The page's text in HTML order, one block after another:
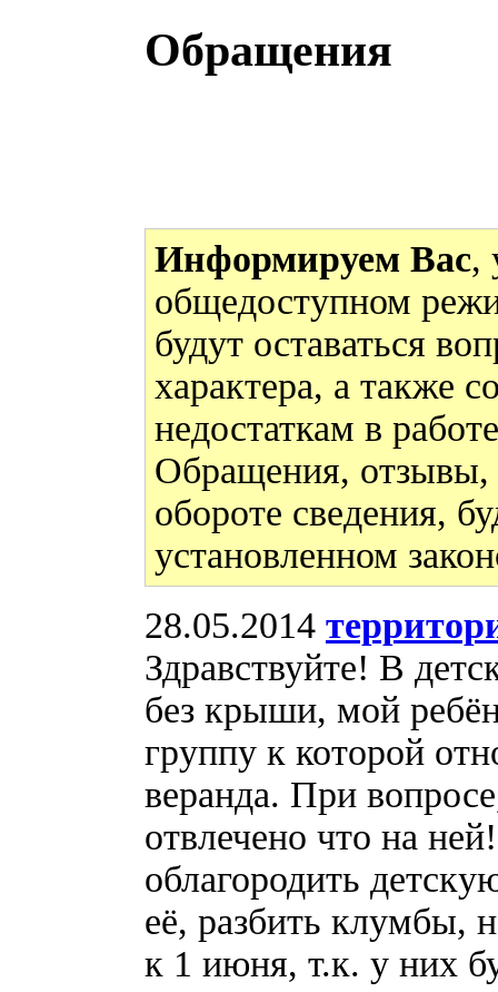
Обращения
Информируем Вас,
общедоступном
будут оставаться
характера, а также
недостаткам в
Обращения, отзывы,
обороте сведения,
установленном
28.05.2014
Здравствуйте! В
без крыши, мой
группу к которой
веранда. При
отвлечено что на
облагородить
её, разбить клумбы,
к 1 июня, т.к. у них